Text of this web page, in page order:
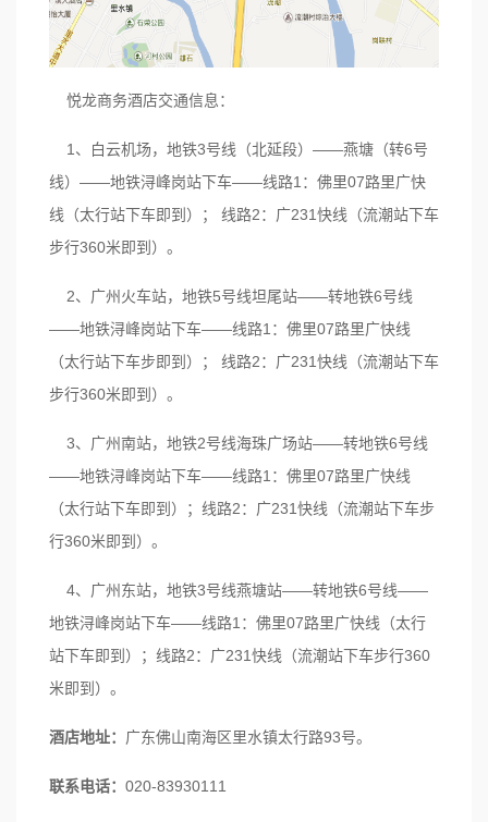
悦龙商务酒店交通信息：
1、白云机场，地铁3号线（北延段）——燕塘（转6号
线）——地铁浔峰岗站下车——线路1：佛里07路里广快
线（太行站下车即到）； 线路2：广231快线（流潮站下车
步行360米即到）。
2、广州火车站，地铁5号线坦尾站——转地铁6号线
——地铁浔峰岗站下车——线路1：佛里07路里广快线
（太行站下车步即到）； 线路2：广231快线（流潮站下车
步行360米即到）。
3、广州南站，地铁2号线海珠广场站——转地铁6号线
——地铁浔峰岗站下车——线路1：佛里07路里广快线
（太行站下车即到）；线路2：广231快线（流潮站下车步
行360米即到）。
4、广州东站，地铁3号线燕塘站——转地铁6号线——
地铁浔峰岗站下车——线路1：佛里07路里广快线（太行
站下车即到）；线路2：广231快线（流潮站下车步行360
米即到）。
酒店地址： 广东佛山南海区里水镇太行路93号。
联系电话： 020-83930111